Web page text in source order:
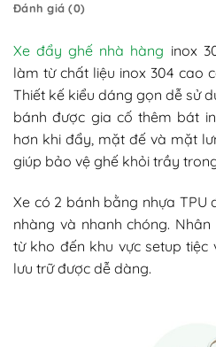
Đánh giá (0)
Xe đẩy ghế nhà hàng inox
làm từ chất liệu inox 304 cao
Thiết kế kiểu dáng gọn dễ sử
bánh được gia cố thêm bát
hơn khi đẩy, mặt đế và mặt
giúp bảo vệ ghế khỏi trầy
Xe có 2 bánh bằng nhựa TPU
nhàng và nhanh chóng.
từ kho đến khu vực setup
lưu trữ được dễ dàng.